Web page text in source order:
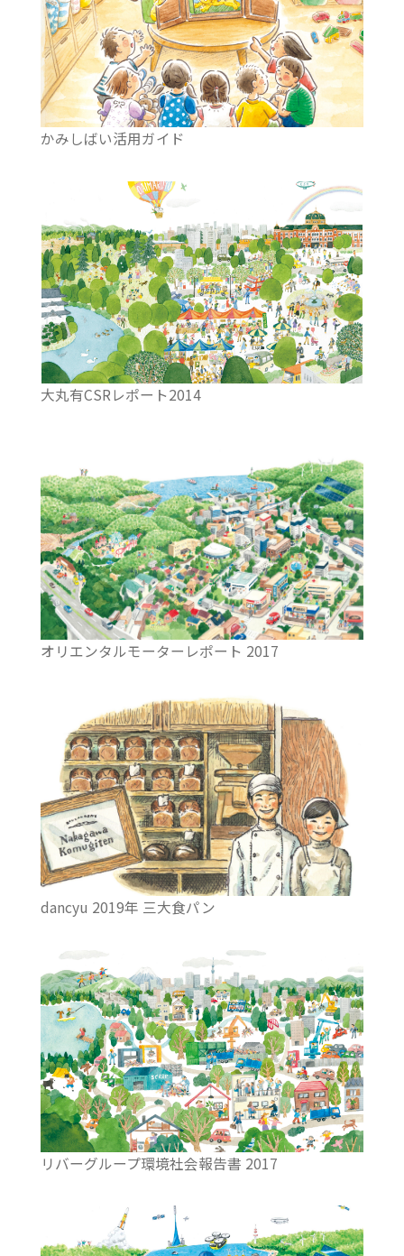
かみしばい活用ガイド
大丸有CSRレポート2014
オリエンタルモーターレポート 2017
dancyu 2019年 三大食パン
リバーグループ環境社会報告書 2017